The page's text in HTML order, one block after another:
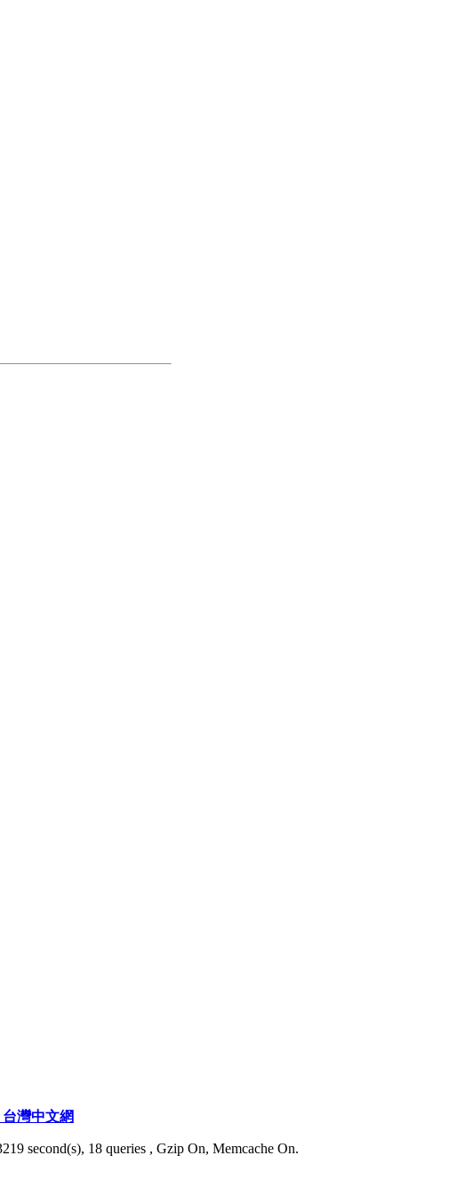
灣中文網
second(s), 18 queries , Gzip On, Memcache On.